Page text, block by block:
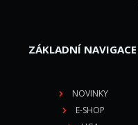
ZÁKLADNÍ NAVIGACE
NOVINKY
E-SHOP